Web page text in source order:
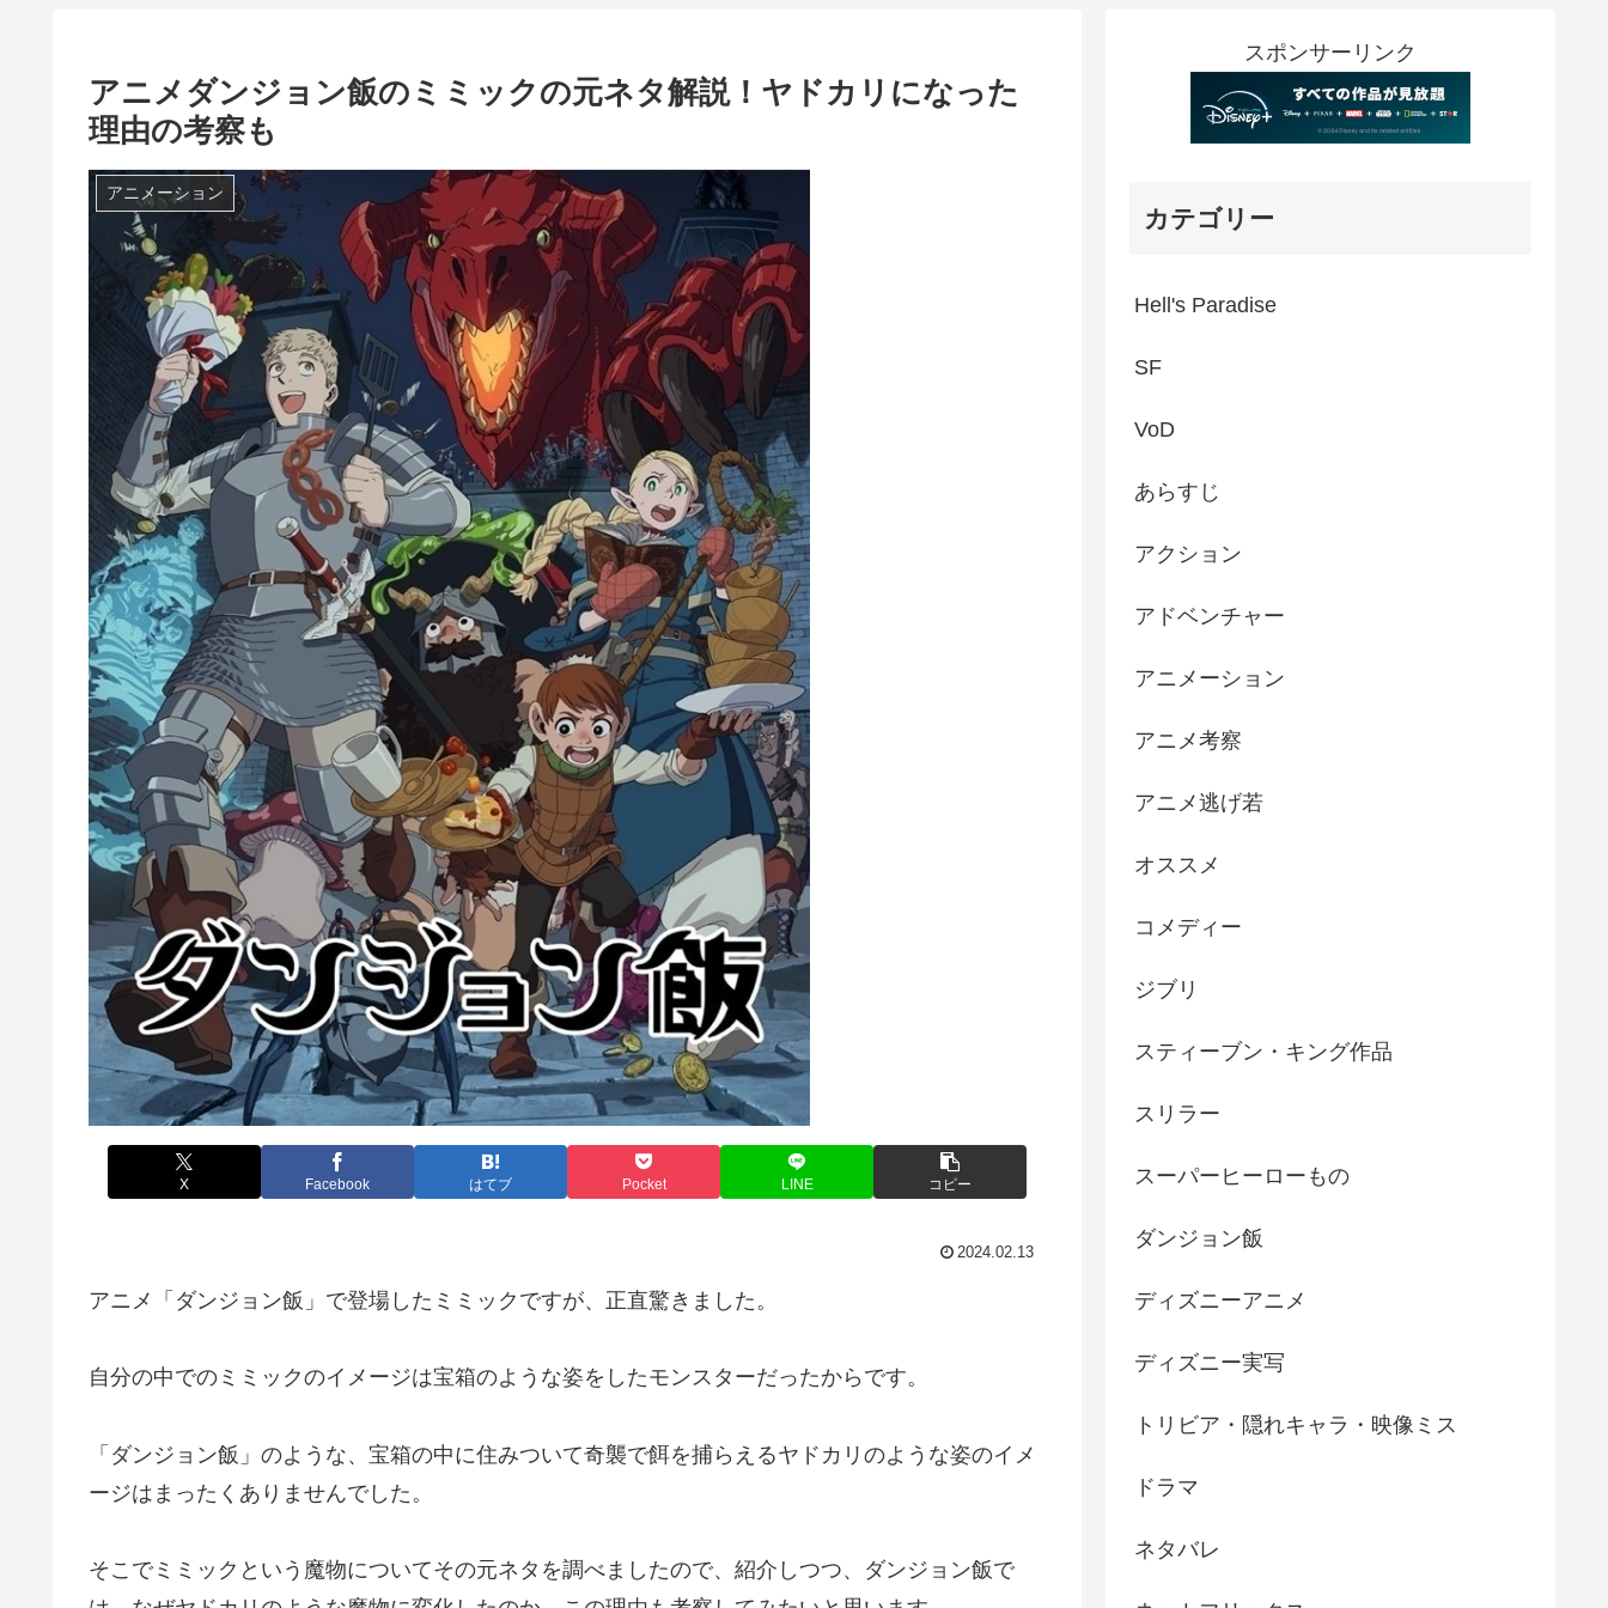
アニメダンジョン飯のミミックの元ネタ解説！ヤドカリになった
理由の考察も
アニメーション
X Facebook はてブ Pocket LINE コピー
2024.02.13
アニメ「ダンジョン飯」で登場したミミックですが、正直驚きました。
自分の中でのミミックのイメージは宝箱のような姿をしたモンスターだったからです。
「ダンジョン飯」のような、宝箱の中に住みついて奇襲で餌を捕らえるヤドカリのような姿のイメ
ージはまったくありませんでした。
そこでミミックという魔物についてその元ネタを調べましたので、紹介しつつ、ダンジョン飯で
スポンサーリンク
カテゴリー
Hell's Paradise
SF
VoD
あらすじ
アクション
アドベンチャー
アニメーション
アニメ考察
アニメ逃げ若
オススメ
コメディー
ジブリ
スティーブン・キング作品
スリラー
スーパーヒーローもの
ダンジョン飯
ディズニーアニメ
ディズニー実写
トリビア・隠れキャラ・映像ミス
ドラマ
ネタバレ